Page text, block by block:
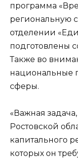
программа
региональную
отделении
подготовлены
Также во
национальные
сферы.
«Важная
Ростовской
капитального
которых он